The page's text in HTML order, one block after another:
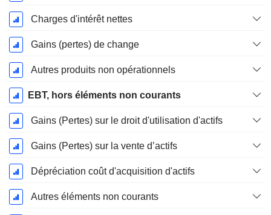
Charges d'intérêt nettes
Gains (pertes) de change
Autres produits non opérationnels
EBT, hors éléments non courants
Gains (Pertes) sur le droit d'utilisation d'actifs
Gains (Pertes) sur la vente d’actifs
Dépréciation coût d'acquisition d'actifs
Autres éléments non courants